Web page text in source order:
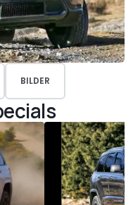
BILDER